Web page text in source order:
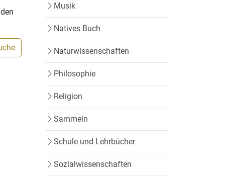
Musik
Natives Buch
Naturwissenschaften
Philosophie
Religion
Sammeln
Schule und Lehrbücher
Sozialwissenschaften